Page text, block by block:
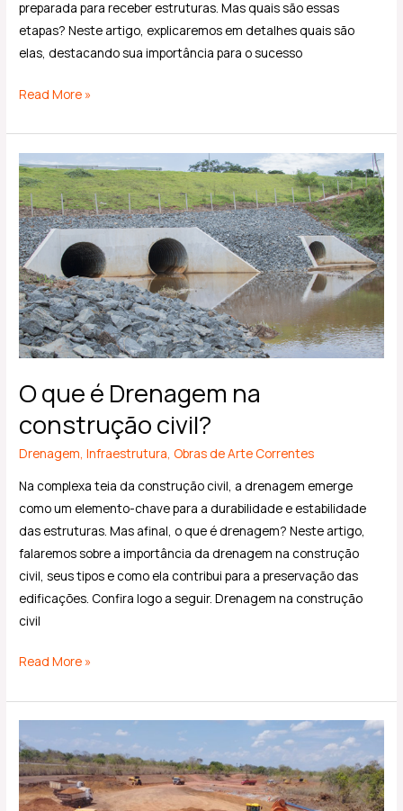
preparada para receber estruturas. Mas quais são essas
etapas? Neste artigo, explicaremos em detalhes quais são
elas, destacando sua importância para o sucesso
Read More »
O que é Drenagem na
construção civil?
Drenagem,Infraestrutura, Obras de Arte Correntes
Na complexa teia da construção civil, a drenagem emerge
como um elemento-chave para a durabilidade e estabilidade
das estruturas. Mas afinal, o que é drenagem? Neste artigo,
falaremos sobre a importância da drenagem na construção
civil, seus tipos e como ela contribui para a preservação das
edificações. Confira logo a seguir. Drenagem na construção
civil
O
que
é
Drenagem
na
construção
civil?
Read More »
Terraplanagem:
guia
rápido
com